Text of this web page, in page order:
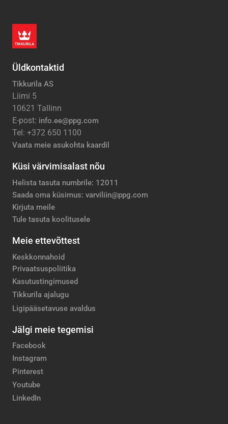
Üldkontaktid
Tikkurila AS
Liimi 5
10621 Tallinn
E-post: info.ee@ppg.com
Tel: +372 650 1100
Vaata meie asukohta kaardil
Küsi värvimisalast nõu
Helista tasuta numbrile: 12011
Saada oma küsimus: varviliin@ppg.com
Kirjuta meile
Tule tasuta koolitusele
Meie ettevõttest
Keskkonnahoid
Privaatsuspoliitika
Kasutustingimused
Tikkurila ajalugu
Ligipääsetavuse avaldus
Jälgi meie tegemisi
Facebook
Instagram
Pinterest
Youtube
LinkedIn